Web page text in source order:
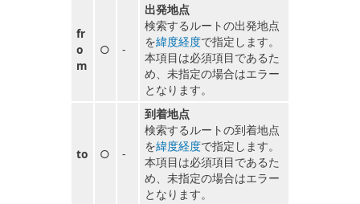
fr
o
m
○ -
出発地点
検索するルートの出発地点
を緯度経度で指定します。
本項目は必須項目であるた
め、未指定の場合はエラー
となります。
to ○ -
到着地点
検索するルートの到着地点
を緯度経度で指定します。
本項目は必須項目であるた
め、未指定の場合はエラー
となります。